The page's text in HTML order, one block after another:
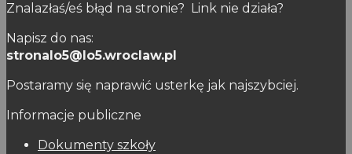
Znalazłaś/eś błąd na stronie? Link nie działa?
Napisz do nas:
stronalo5@lo5.wroclaw.pl
Postaramy się naprawić usterkę jak najszybciej.
Informacje publiczne
Dokumenty szkoły